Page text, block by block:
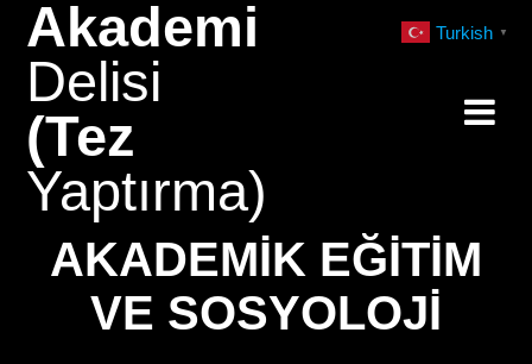
Akademi
Delisi
(Tez
Yaptırma)
AKADEMIK EĞITIM
VE SOSYOLOJI
Turkish ▼